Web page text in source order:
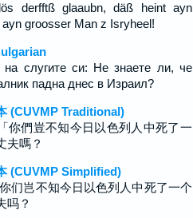
derfftß glaaubn, däß heint ayn
groosser Man z Isryheel!
на слугите си: Не знаете ли, че
падна днес в Израил?
(CUVMP Traditional)
你們豈不知今日以色列人中死了一
夫嗎？
(CUVMP Simplified)
们岂不知今日以色列人中死了一个
吗？